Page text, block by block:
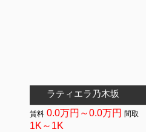
ラティエラ乃木坂
0.0万円～0.0万円
1K～1K